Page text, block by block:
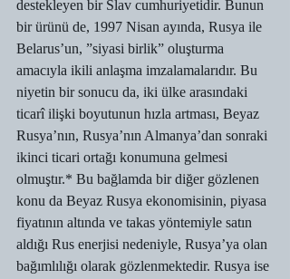
destekleyen bir Slav cumhuriyetidir. Bunun
bir ürünü de, 1997 Nisan ayında, Rusya ile
Belarus’un, ”siyasi birlik” oluşturma
amacıyla ikili anlaşma imzalamalarıdır. Bu
niyetin bir sonucu da, iki ülke arasındaki
ticarî ilişki boyutunun hızla artması, Beyaz
Rusya’nın, Rusya’nın Almanya’dan sonraki
ikinci ticari ortağı konumuna gelmesi
olmuştır.* Bu bağlamda bir diğer gözlenen
konu da Beyaz Rusya ekonomisinin, piyasa
fiyatının altında ve takas yöntemiyle satın
aldığı Rus enerjisi nedeniyle, Rusya’ya olan
bağımlılığı olarak gözlenmektedir. Rusya ise